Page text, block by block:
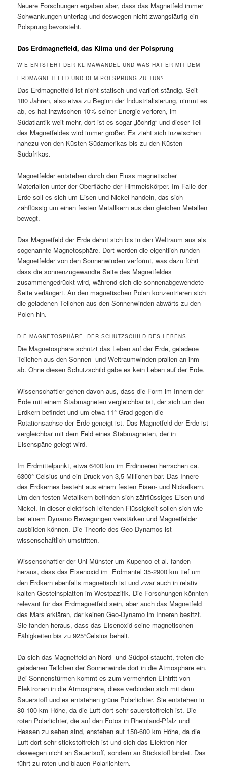
Neuere Forschungen ergaben aber, dass das Magnetfeld immer
Schwankungen unterlag und deswegen nicht zwangsläufig ein
Polsprung bevorsteht.
Das Erdmagnetfeld, das Klima und der Polsprung
WIE ENTSTEHT DER KLIMAWANDEL UND WAS HAT ER MIT DEM
ERDMAGNETFELD UND DEM POLSPRUNG ZU TUN?
Das Erdmagnetfeld ist nicht statisch und variiert ständig. Seit
180 Jahren, also etwa zu Beginn der Industrialisierung, nimmt es
ab, es hat inzwischen 10% seiner Energie verloren, im
Südatlantik weit mehr, dort ist es sogar „löchrig“ und dieser Teil
des Magnetfeldes wird immer größer. Es zieht sich inzwischen
nahezu von den Küsten Südamerikas bis zu den Küsten
Südafrikas.
Magnetfelder entstehen durch den Fluss magnetischer
Materialien unter der Oberfläche der Himmelskörper. Im Falle der
Erde soll es sich um Eisen und Nickel handeln, das sich
zähflüssig um einen festen Metallkern aus den gleichen Metallen
bewegt.
Das Magnetfeld der Erde dehnt sich bis in den Weltraum aus als
sogenannte Magnetosphäre. Dort werden die eigentlich runden
Magnetfelder von den Sonnenwinden verformt, was dazu führt
dass die sonnenzugewandte Seite des Magnetfeldes
zusammengedrückt wird, während sich die sonnenabgewendete
Seite verlängert. An den magnetischen Polen konzentrieren sich
die geladenen Teilchen aus den Sonnenwinden abwärts zu den
Polen hin.
DIE MAGNETOSPHÄRE, DER SCHUTZSCHILD DES LEBENS
Die Magnetosphäre schützt das Leben auf der Erde, geladene
Teilchen aus den Sonnen- und Weltraumwinden prallen an ihm
ab. Ohne diesen Schutzschild gäbe es kein Leben auf der Erde.
Wissenschaftler gehen davon aus, dass die Form im Innern der
Erde mit einem Stabmagneten vergleichbar ist, der sich um den
Erdkern befindet und um etwa 11° Grad gegen die
Rotationsachse der Erde geneigt ist. Das Magnetfeld der Erde ist
vergleichbar mit dem Feld eines Stabmagneten, der in
Eisenspäne gelegt wird.
Im Erdmittelpunkt, etwa 6400 km im Erdinneren herrschen ca.
6300° Celsius und ein Druck von 3,5 Millionen bar. Das Innere
des Erdkernes besteht aus einem festen Eisen- und Nickelkern.
Um den festen Metallkern befinden sich zähflüssiges Eisen und
Nickel. In dieser elektrisch leitenden Flüssigkeit sollen sich wie
bei einem Dynamo Bewegungen verstärken und Magnetfelder
ausbilden können. Die Theorie des Geo-Dynamos ist
wissenschaftlich umstritten.
Wissenschaftler der Uni Münster um Kupenco et al. fanden
heraus, dass das Eisenoxid im Erdmantel 35-2900 km tief um
den Erdkern ebenfalls magnetisch ist und zwar auch in relativ
kalten Gesteinsplatten im Westpazifik. Die Forschungen könnten
relevant für das Erdmagnetfeld sein, aber auch das Magnetfeld
des Mars erklären, der keinen Geo-Dynamo im Inneren besitzt.
Sie fanden heraus, dass das Eisenoxid seine magnetischen
Fähigkeiten bis zu 925°Celsius behält.
Da sich das Magnetfeld an Nord- und Südpol staucht, treten die
geladenen Teilchen der Sonnenwinde dort in die Atmosphäre ein.
Bei Sonnenstürmen kommt es zum vermehrten Eintritt von
Elektronen in die Atmosphäre, diese verbinden sich mit dem
Sauerstoff und es entstehen grüne Polarlichter. Sie entstehen in
80-100 km Höhe, da die Luft dort sehr sauerstoffreich ist. Die
roten Polarlichter, die auf den Fotos in Rheinland-Pfalz und
Hessen zu sehen sind, enstehen auf 150-600 km Höhe, da die
Luft dort sehr stickstoffreich ist und sich das Elektron hier
deswegen nicht an Sauertsoff, sondern an Stickstoff bindet. Das
führt zu roten und blauen Polarlichtern.